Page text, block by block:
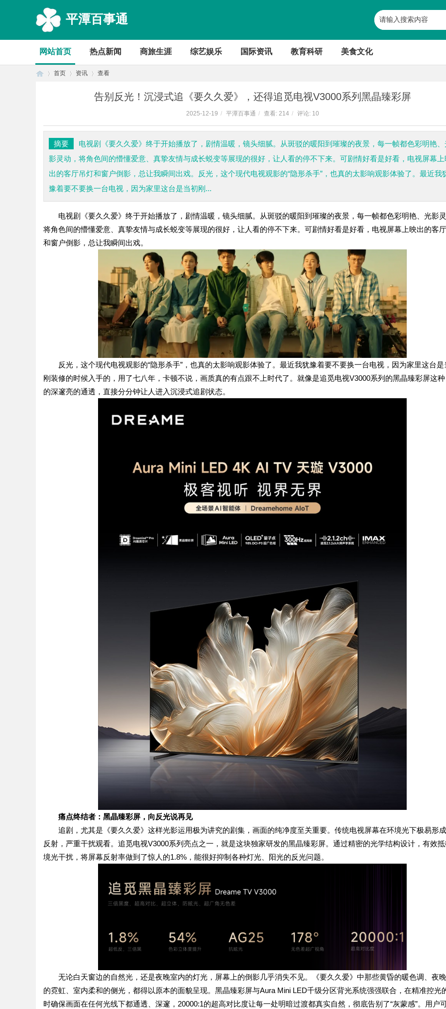
平潭百事通
网站首页 热点新闻 商旅生涯 综艺娱乐 国际资讯 教育科研 美食文化
首页 资讯 查看
告别反光！沉浸式追《要久久爱》，还得追觅电视V3000系列黑晶臻彩屏
2025-12-19 / 平潭百事通 / 查看: 214 / 评论: 10
摘要
电视剧《要久久爱》终于开始播放了，剧情温暖，镜头细腻。从斑驳的暖阳到璀璨的夜景，每一帧都色彩明艳、
影灵动，将角色间的懵懂爱意、真挚友情与成长蜕变等展现的很好，让人看的停不下来。可剧情好看是好看，电视屏幕上
出的客厅吊灯和窗户倒影，总让我瞬间出戏。反光，这个现代电视观影的“隐形杀手”，也真的太影响观影体验了。最近我
豫着要不要换一台电视，因为家里这台是当初刚...
电视剧《要久久爱》终于开始播放了，剧情温暖，镜头细腻。从斑驳的暖阳到璀璨的夜景，每一帧都色彩明艳、光影灵
将角色间的懵懂爱意、真挚友情与成长蜕变等展现的很好，让人看的停不下来。可剧情好看是好看，电视屏幕上映出的客
和窗户倒影，总让我瞬间出戏。
反光，这个现代电视观影的“隐形杀手”，也真的太影响观影体验了。最近我犹豫着要不要换一台电视，因为家里这台是
刚装修的时候入手的，用了七八年，卡顿不说，画质真的有点跟不上时代了。就像是追觅电视V3000系列的黑晶臻彩屏这
的深邃亮的通透，直接分分钟让人进入沉浸式追剧状态。
痛点终结者：黑晶臻彩屏，向反光说再见
追剧，尤其是《要久久爱》这样光影运用极为讲究的剧集，画面的纯净度至关重要。传统电视屏幕在环境光下极易形
反射，严重干扰观看。追觅电视V3000系列亮点之一，就是这块独家研发的黑晶臻彩屏。通过精密的光学结构设计，有效
境光干扰，将屏幕反射率做到了惊人的1.8%，能很好抑制各种灯光、阳光的反光问题。
无论白天窗边的自然光，还是夜晚室内的灯光，屏幕上的倒影几乎消失不见。《要久久爱》中那些黄昏的暖色调、夜
的霓虹、室内柔和的侧光，都得以原本的面貌呈现。黑晶臻彩屏与Aura Mini LED千级分区背光系统强强联合，在精准控光
时确保画面在任何光线下都通透、深邃，20000:1的超高对比度让每一处明暗过渡都真实自然，彻底告别了“灰蒙感”。用户